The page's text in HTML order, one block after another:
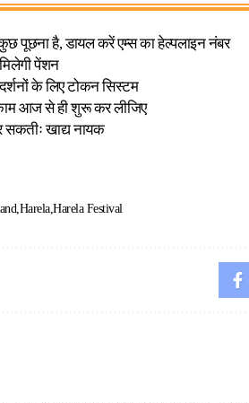
पूछना है, डायल करें एम्स का हेल्पलाइन नंबर
पेंशन
दर्शनों के लिए टोकन सिस्टम
आज से ही शुरू कर लीजिए
सकतीः खाद्य नायक
Harela Harela Festival